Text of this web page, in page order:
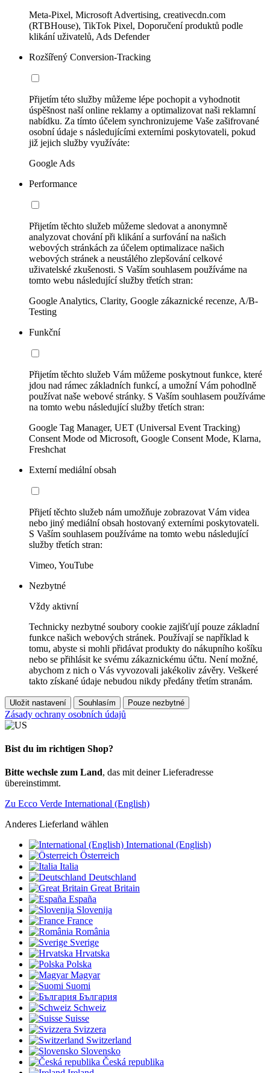
Meta-Pixel, Microsoft Advertising, creativecdn.com
(RTBHouse), TikTok Pixel, Doporučení produktů podle
klikání uživatelů, Ads Defender
Rozšířený Conversion-Tracking
Přijetím této služby můžeme lépe pochopit a vyhodnotit
úspěšnost naší online reklamy a optimalizovat naši reklamní
nabídku. Za tímto účelem synchronizujeme Vaše zašifrované
osobní údaje s následujícími externími poskytovateli, pokud
již jejich služby využíváte:
Google Ads
Performance
Přijetím těchto služeb můžeme sledovat a anonymně
analyzovat chování při klikání a surfování na našich
webových stránkách za účelem optimalizace našich
webových stránek a neustálého zlepšování celkové
uživatelské zkušenosti. S Vaším souhlasem používáme na
tomto webu následující služby třetích stran:
Google Analytics, Clarity, Google zákaznické recenze, A/B-
Testing
Funkční
Přijetím těchto služeb Vám můžeme poskytnout funkce, které
jdou nad rámec základních funkcí, a umožní Vám pohodlně
používat naše webové stránky. S Vaším souhlasem používáme
na tomto webu následující služby třetích stran:
Google Tag Manager, UET (Universal Event Tracking)
Consent Mode od Microsoft, Google Consent Mode, Klarna,
Freshchat
Externí mediální obsah
Přijetí těchto služeb nám umožňuje zobrazovat Vám videa
nebo jiný mediální obsah hostovaný externími poskytovateli.
S Vaším souhlasem používáme na tomto webu následující
služby třetích stran:
Vimeo, YouTube
Nezbytné
Vždy aktivní
Technicky nezbytné soubory cookie zajišťují pouze základní
funkce našich webových stránek. Používají se například k
tomu, abyste si mohli přidávat produkty do nákupního košíku
nebo se přihlásit ke svému zákaznickému účtu. Není možné,
abychom z nich o Vás vyvozovali jakékoliv závěry. Veškeré
takto získané údaje nebudou nikdy předány třetím stranám.
Uložit nastavení Souhlasím Pouze nezbytné
Zásady ochrany osobních údajů
Bist du im richtigen Shop?
Bitte wechsle zum Land, das mit deiner Lieferadresse
übereinstimmt.
Zu Ecco Verde International (English)
Anderes Lieferland wählen
International (English)
Österreich
Italia
Deutschland
Great Britain
España
Slovenija
France
România
Sverige
Hrvatska
Polska
Magyar
Suomi
България
Schweiz
Suisse
Svizzera
Switzerland
Slovensko
Česká republika